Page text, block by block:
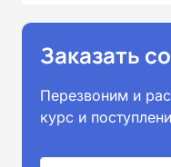
Заказать
Перезвоним и
курс и